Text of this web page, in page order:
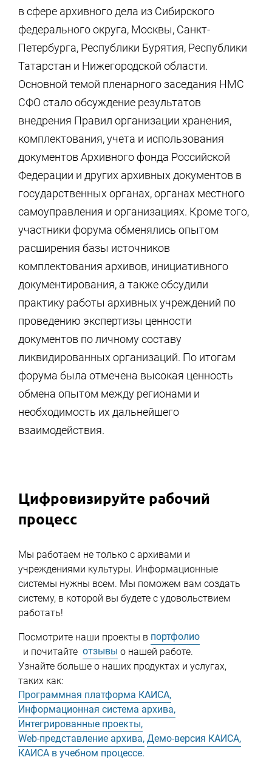
в сфере архивного дела из Сибирского
федерального округа, Москвы, Санкт-
Петербурга, Республики Бурятия, Республики
Татарстан и Нижегородской области.
Основной темой пленарного заседания НМС
СФО стало обсуждение результатов
внедрения Правил организации хранения,
комплектования, учета и использования
документов Архивного фонда Российской
Федерации и других архивных документов в
государственных органах, органах местного
самоуправления и организациях. Кроме того,
участники форума обменялись опытом
расширения базы источников
комплектования архивов, инициативного
документирования, а также обсудили
практику работы архивных учреждений по
проведению экспертизы ценности
документов по личному составу
ликвидированных организаций. По итогам
форума была отмечена высокая ценность
обмена опытом между регионами и
необходимость их дальнейшего
взаимодействия.
Цифровизируйте рабочий
процесс
Мы работаем не только с архивами и
учреждениями культуры. Информационные
системы нужны всем. Мы поможем вам создать
систему, в которой вы будете с удовольствием
работать!
Посмотрите наши проекты в портфолио
и почитайте отзывы о нашей работе.
Узнайте больше о наших продуктах и услугах,
таких как:
Программная платформа КАИСА,
Информационная система архива,
Интегрированные проекты,
Web-представление архива, Демо-версия КАИСА,
КАИСА в учебном процессе.